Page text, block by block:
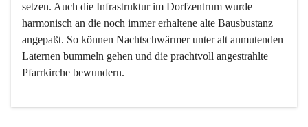
setzen. Auch die Infrastruktur im Dorfzentrum wurde
harmonisch an die noch immer erhaltene alte Bausbustanz
angepaßt. So können Nachtschwärmer unter alt anmutenden
Laternen bummeln gehen und die prachtvoll angestrahlte
Pfarrkirche bewundern.
Der Weinbau dominert heute nicht mehr, ist aber integrativer